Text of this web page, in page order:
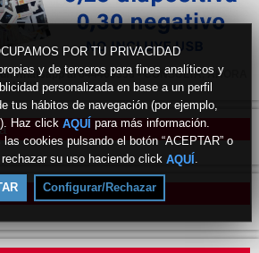
POR TU PRIVACIDAD
y de terceros para fines analíticos y
personalizada en base a un perfil
tus hábitos de navegación (por ejemplo,
Haz click AQUÍ para más información.
cookies pulsando el botón “ACEPTAR” o
su uso haciendo click AQUÍ .
Configurar/Rechazar
whatsapp al 644466358 - CONSULTA, AHORA
!!!